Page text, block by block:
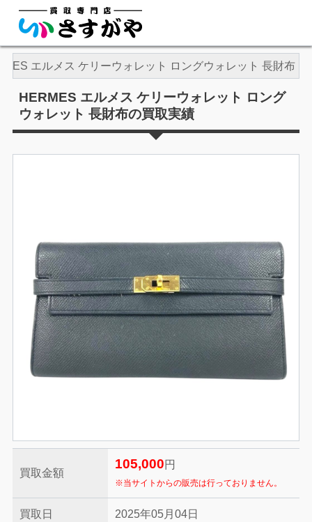
エルメス ケリーウォレット ロングウォレット 長財布
HERMES エルメス ケリーウォレット ロング
ウォレット 長財布の買取実績
買取金額
105,000 円
※当サイトからの販売は行っておりません。
買取日 2025年05月04日